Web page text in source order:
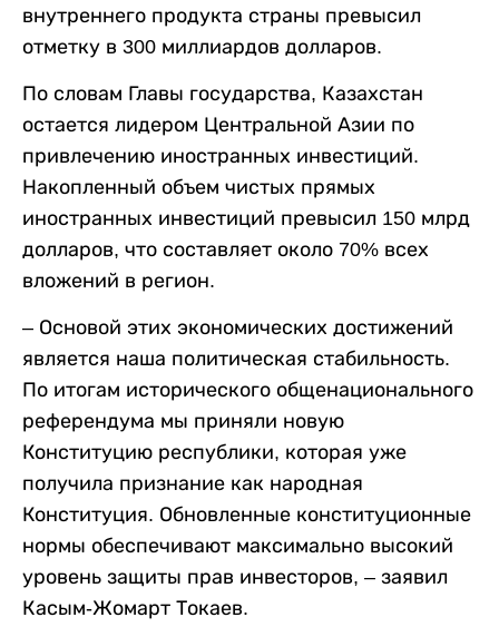
внутреннего продукта страны превысил
отметку в 300 миллиардов долларов.
По словам Главы государства, Казахстан
остается лидером Центральной Азии по
привлечению иностранных инвестиций.
Накопленный объем чистых прямых
иностранных инвестиций превысил 150 млрд
долларов, что составляет около 70% всех
вложений в регион.
– Основой этих экономических достижений
является наша политическая стабильность.
По итогам исторического общенационального
референдума мы приняли новую
Конституцию республики, которая уже
получила признание как народная
Конституция. Обновленные конституционные
нормы обеспечивают максимально высокий
уровень защиты прав инвесторов, – заявил
Касым-Жомарт Токаев.